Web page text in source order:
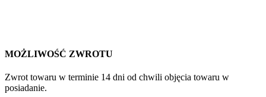
MOŻLIWOŚĆ ZWROTU
Zwrot towaru w terminie 14 dni od chwili objęcia towaru w
posiadanie.